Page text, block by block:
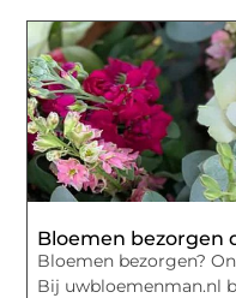
Bloemen bezorgen
Bloemen bezorgen?
Bij uwbloemenman.nl